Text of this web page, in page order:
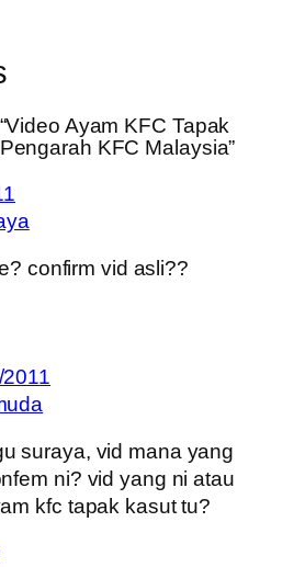
Ayam KFC Tapak
KFC Malaysia”
confirm vid asli??
suraya, vid mana yang
ni? vid yang ni atau
kfc tapak kasut tu?